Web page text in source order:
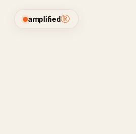
amplified®